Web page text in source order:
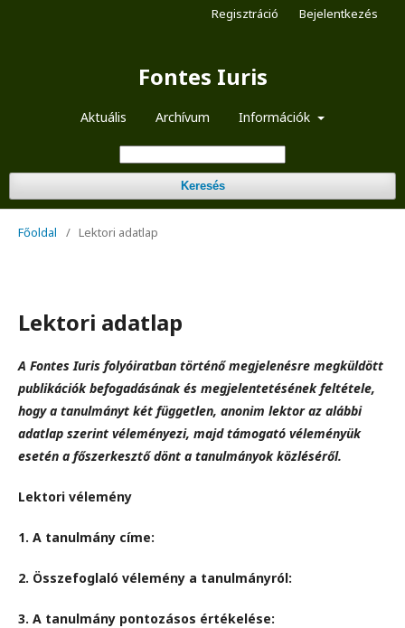
Fontes Iuris
Aktuális Archívum Információk
Keresés
Regisztráció Bejelentkezés
Főoldal / Lektori adatlap
Lektori adatlap
A Fontes Iuris folyóiratban történő megjelenésre megküldött
publikációk befogadásának és megjelentetésének feltétele,
hogy a tanulmányt két független, anonim lektor az alábbi
adatlap szerint véleményezi, majd támogató véleményük
esetén a főszerkesztődönt a tanulmányok közléséről.
Lektori vélemény
1. A tanulmány címe:
2. Összefoglaló vélemény a tanulmányról:
3. A tanulmány pontozásos értékelése: